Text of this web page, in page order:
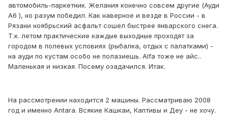
автомобиль-паркетник. Желания конечно совсем другие (Ауди
А6 ), но разум победил. Как наверное и везде в России - в
Рязани ноябрьский асфальт сошел быстрее январского снега.
Т.к. летом практические каждые выходные проходят за
городом в полевых условиях (рыбалка, отдых с палатками) -
на ауди по кустам особо не полазиешь. Alfa тоже не айс..
Маленькая и низкая. Посему озадачился. Итак.
На рассмотрении находится 2 машины. Рассматриваю 2008
год и именно Antara. Всякие Кашкаи, Каптивы и Деу - не хочу.